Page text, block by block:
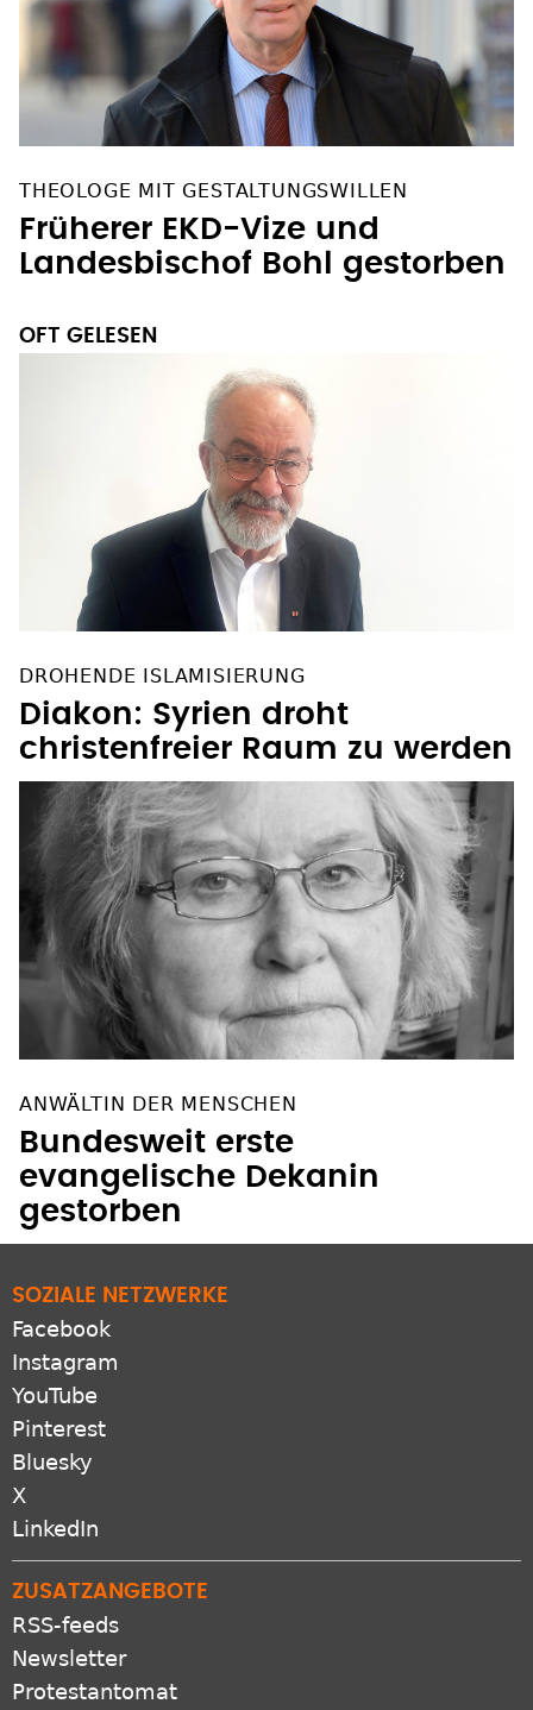
THEOLOGE MIT GESTALTUNGSWILLEN
Früherer EKD-Vize und
Landesbischof Bohl gestorben
OFT GELESEN
DROHENDE ISLAMISIERUNG
Diakon: Syrien droht
christenfreier Raum zu werden
ANWÄLTIN DER MENSCHEN
Bundesweit erste
evangelische Dekanin
gestorben
SOZIALE NETZWERKE
Facebook
Instagram
YouTube
Pinterest
Bluesky
X
LinkedIn
ZUSATZANGEBOTE
RSS-feeds
Newsletter
Protestantomat